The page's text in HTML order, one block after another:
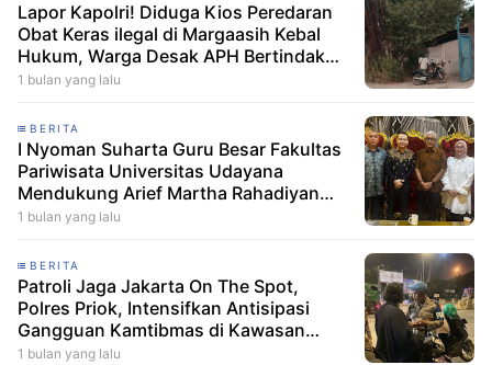
Lapor Kapolri! Diduga Kios Peredaran
Obat Keras ilegal di Margaasih Kebal
Hukum, Warga Desak APH Bertindak
Tegas
1 bulan yang lalu
BERITA
I Nyoman Suharta Guru Besar Fakultas
Pariwisata Universitas Udayana
Mendukung Arief Martha Rahadiyan
Untuk Peran Strategis Pembangunan
1 bulan yang lalu
BERITA
Patroli Jaga Jakarta On The Spot,
Polres Priok, Intensifkan Antisipasi
Gangguan Kamtibmas di Kawasan
Pelabuhan
1 bulan yang lalu